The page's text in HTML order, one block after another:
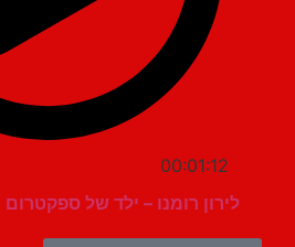
00:01:12
לירון רומנו – ילד של ספקטרום